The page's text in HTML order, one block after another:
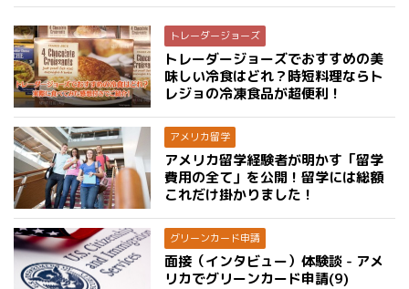
トレーダージョーズ
トレーダージョーズでおすすめの美
味しい冷食はどれ？時短料理ならト
レジョの冷凍食品が超便利！
アメリカ留学
アメリカ留学経験者が明かす「留学
費用の全て」を公開！留学には総額
これだけ掛かりました！
グリーンカード申請
面接（インタビュー）体験談 - アメ
リカでグリーンカード申請(9)